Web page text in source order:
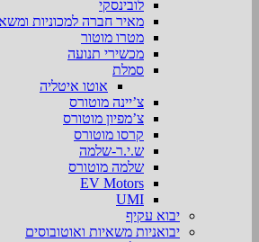
לובינסקי
מאיר חברה למכוניות
מטרו מוטור
מכשירי תנועה
סמלת
אוטו איטליה
צ’יינה מוטורס
צ’מפיון מוטורס
קרסו מוטורס
ש.י.ר-שלמה
שלמה מוטורס
EV Motors
UMI
יבוא עקיף
יבואניות משאיות ואוטובוסים